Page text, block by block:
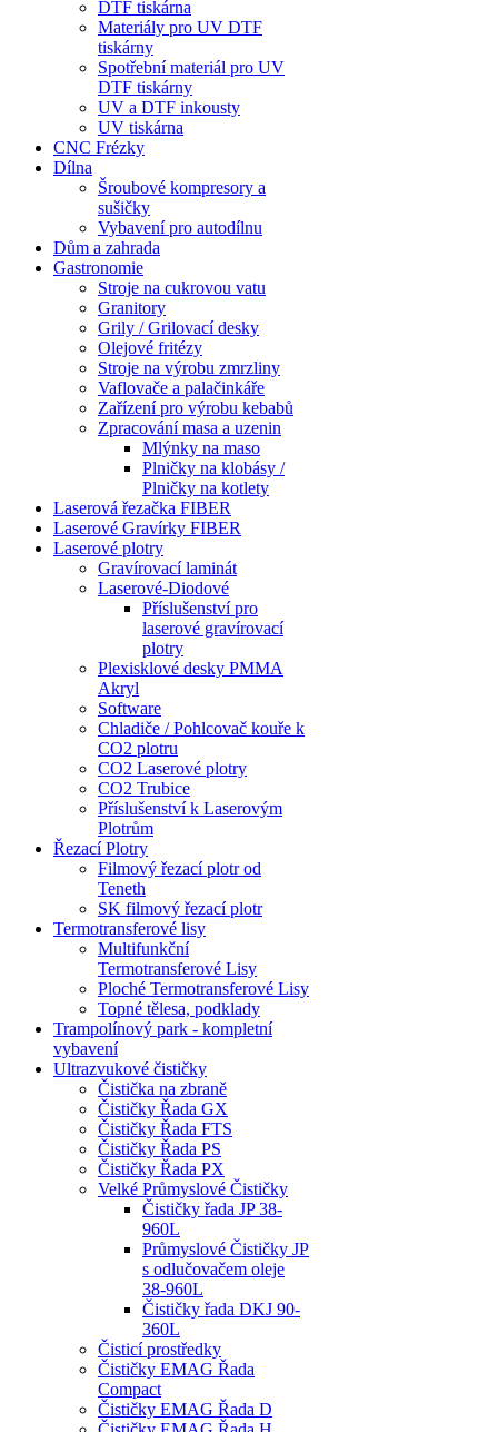
DTF tiskárna
Materiály pro UV DTF
tiskárny
Spotřební materiál pro UV
DTF tiskárny
UV a DTF inkousty
UV tiskárna
CNC Frézky
Dílna
Šroubové kompresory a
sušičky
Vybavení pro autodílnu
Dům a zahrada
Gastronomie
Stroje na cukrovou vatu
Granitory
Grily / Grilovací desky
Olejové fritézy
Stroje na výrobu zmrzliny
Vaflovače a palačinkáře
Zařízení pro výrobu kebabů
Zpracování masa a uzenin
Mlýnky na maso
Plničky na klobásy /
Plničky na kotlety
Laserová řezačka FIBER
Laserové Gravírky FIBER
Laserové plotry
Gravírovací laminát
Laserové-Diodové
Příslušenství pro
laserové gravírovací
plotry
Plexisklové desky PMMA
Akryl
Software
Chladiče / Pohlcovač kouře k
CO2 plotru
CO2 Laserové plotry
CO2 Trubice
Příslušenství k Laserovým
Plotrům
Řezací Plotry
Filmový řezací plotr od
Teneth
SK filmový řezací plotr
Termotransferové lisy
Multifunkční
Termotransferové Lisy
Ploché Termotransferové Lisy
Topné tělesa, podklady
Trampolínový park - kompletní
vybavení
Ultrazvukové čističky
Čistička na zbraně
Čističky Řada GX
Čističky Řada FTS
Čističky Řada PS
Čističky Řada PX
Velké Průmyslové Čističky
Čističky řada JP 38-
960L
Průmyslové Čističky JP
s odlučovačem oleje
38-960L
Čističky řada DKJ 90-
360L
Čisticí prostředky
Čističky EMAG Řada
Compact
Čističky EMAG Řada D